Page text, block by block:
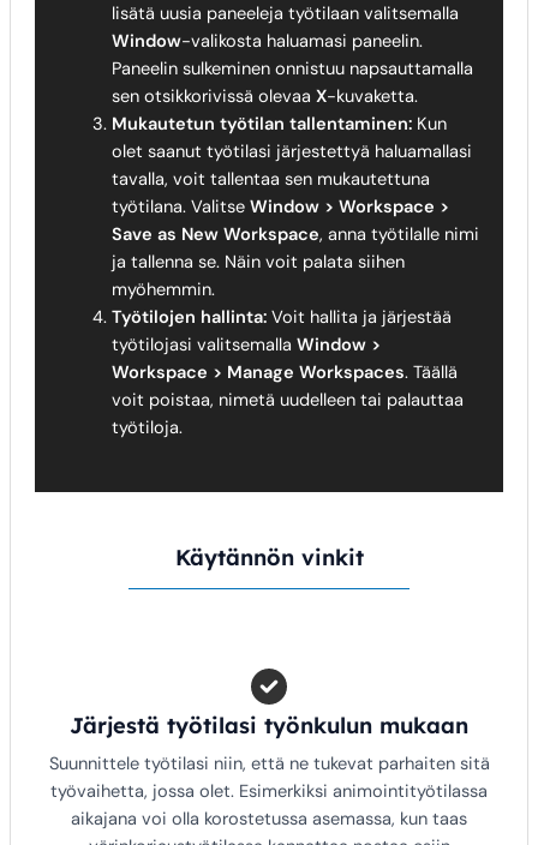
lisätä uusia paneeleja työtilaan valitsemalla
Window-valikosta haluamasi paneelin.
Paneelin sulkeminen onnistuu napsauttamalla
sen otsikkorivissä olevaa X-kuvaketta.
Mukautetun työtilan tallentaminen:Kun
olet saanut työtilasi järjestettyä haluamallasi
tavalla, voit tallentaa sen mukautettuna
työtilana. Valitse Window > Workspace >
Save as New Workspace, anna työtilalle nimi
ja tallenna se. Näin voit palata siihen
myöhemmin.
Työtilojen hallinta:Voit hallita ja järjestää
työtilojasi valitsemalla Window >
Workspace > Manage Workspaces. Täällä
voit poistaa, nimetä uudelleen tai palauttaa
työtiloja.
Käytännön vinkit
Järjestä työtilasi työnkulun mukaan
Suunnittele työtilasi niin, että ne tukevat parhaiten sitä
työvaihetta, jossa olet. Esimerkiksi animointityötilassa
aikajana voi olla korostetussa asemassa, kun taas